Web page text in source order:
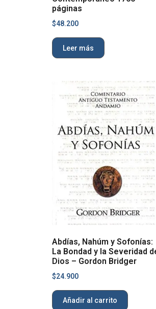
páginas
$48.200
Leer más
Abdías, Nahúm y Sofonías:
La Bondad y la Severidad
Dios – Gordon Bridger
$24.900
Añadir al carrito